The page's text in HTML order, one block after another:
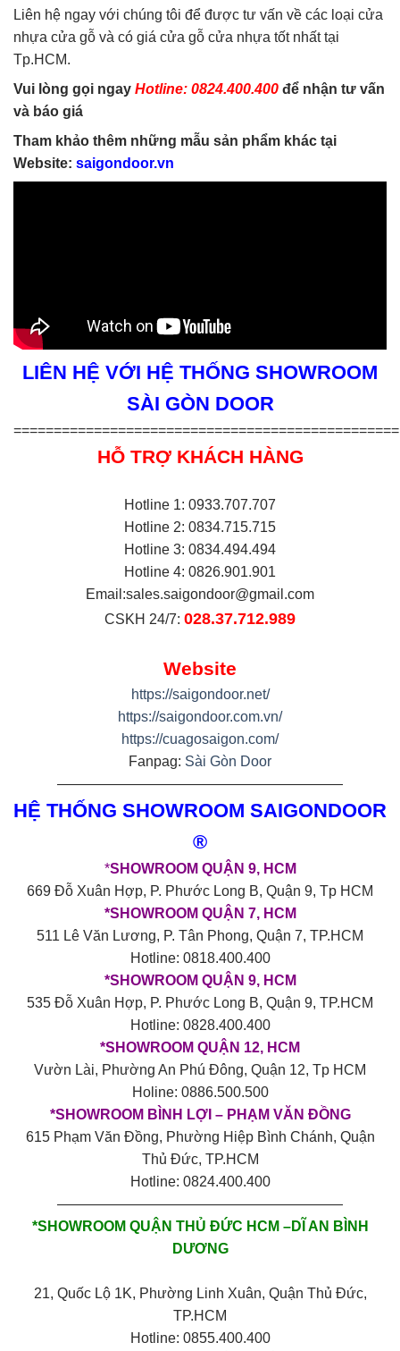
Liên hệ ngay với chúng tôi để được tư vấn về các loại cửa
nhựa cửa gỗ và có giá cửa gỗ cửa nhựa tốt nhất tại
Tp.HCM.
Vui lòng gọi ngay Hotline: 0824.400.400 để nhận tư vấn
và báo giá
Tham khảo thêm những mẫu sản phẩm khác tại
Website: saigondoor.vn
LIÊN HỆ VỚI HỆ THỐNG SHOWROOM
SÀI GÒN DOOR
================================================
HỖ TRỢ KHÁCH HÀNG
Hotline 1: 0933.707.707
Hotline 2: 0834.715.715
Hotline 3: 0834.494.494
Hotline 4: 0826.901.901
Email:sales.saigondoor@gmail.com
CSKH 24/7: 028.37.712.989
Website
https://saigondoor.net/
https://saigondoor.com.vn/
https://cuagosaigon.com/
Fanpag: Sài Gòn Door
————————————————————
HỆ THỐNG SHOWROOM SAIGONDOOR
®
*SHOWROOM QUẬN 9, HCM
669 Đỗ Xuân Hợp, P. Phước Long B, Quận 9, Tp HCM
*SHOWROOM QUẬN 7, HCM
511 Lê Văn Lương, P. Tân Phong, Quận 7, TP.HCM
Hotline: 0818.400.400
*SHOWROOM QUẬN 9, HCM
535 Đỗ Xuân Hợp, P. Phước Long B, Quận 9, TP.HCM
Hotline: 0828.400.400
*SHOWROOM QUẬN 12, HCM
Vườn Lài, Phường An Phú Đông, Quận 12, Tp HCM
Holine: 0886.500.500
*SHOWROOM BÌNH LỢI – PHẠM VĂN ĐỒNG
615 Phạm Văn Đồng, Phường Hiệp Bình Chánh, Quận
Thủ Đức, TP.HCM
Hotline: 0824.400.400
————————————————————
*SHOWROOM QUẬN THỦ ĐỨC HCM –DĨ AN BÌNH
DƯƠNG
21, Quốc Lộ 1K, Phường Linh Xuân, Quận Thủ Đức,
TP.HCM
Hotline: 0855.400.400